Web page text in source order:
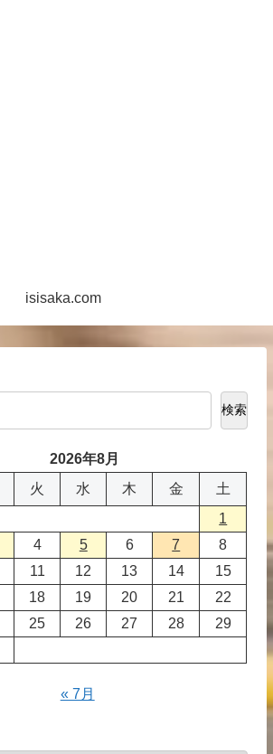
isisaka.com
検索
2026年8月
火 水 木 金
土
1
4 5 6 7
8
11 12 13 14
15
18 19 20 21
22
25 26 27 28
29
« 7月